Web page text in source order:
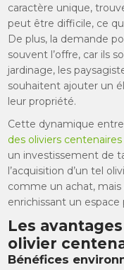
caractère unique,
peut être difficile, ce
De plus, la demande
souvent l’offre, car ils
jardinage, les
souhaitent ajouter un
leur propriété.
Cette dynamique
des oliviers centenaires
un investissement de
l’acquisition d’un tel
comme un achat,
enrichissant un espace
Les
olivier
Bénéfices